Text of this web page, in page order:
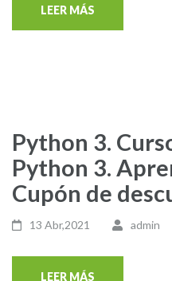
LEER MÁS
Python 3.
Python 3.
Cupón de
13 Abr,2021 admin
LEER MÁS